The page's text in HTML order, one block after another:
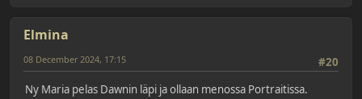
Elmina
#20
08 December 2024, 17:15
Ny Maria pelas Dawnin läpi ja ollaan menossa Portraitissa.